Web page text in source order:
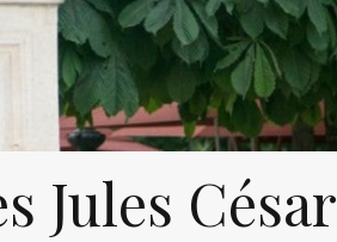
Jules César